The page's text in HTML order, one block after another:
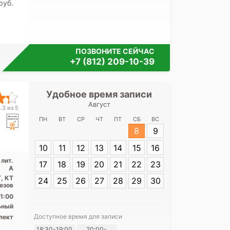
ПОЗВОНИТЕ СЕЙЧАС
+7 (812) 209-10-39
из 5
А
КТ
Удобное время записи
Август
ПН ВТ СР ЧТ ПТ СБ ВС
8
9
10
11 12 13 14 15
16
17
18 19 20 21 22
23
24
25 26 27 28 29 30
Доступное время для записи